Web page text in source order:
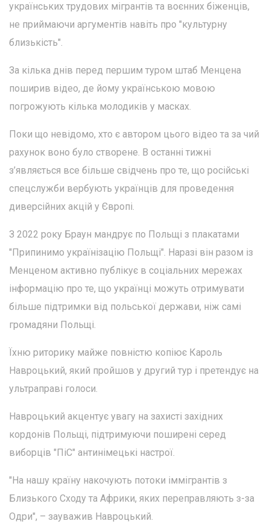
українських трудових мігрантів та воєнних біженців,
не приймаючи аргументів навіть про "культурну
близькість".
За кілька днів перед першим туром штаб Менцена
поширив відео, де йому українською мовою
погрожують кілька молодиків у масках.
Поки що невідомо, хто є автором цього відео та за чий
рахунок воно було створене. В останні тижні
з’являється все більше свідчень про те, що російські
спецслужби вербують українців для проведення
диверсійних акцій у Європі.
З 2022 року Браун мандрує по Польщі з плакатами
"Припинимо українізацію Польщі". Наразі він разом із
Менценом активно публікує в соціальних мережах
інформацію про те, що українці можуть отримувати
більше підтримки від польської держави, ніж самі
громадяни Польщі.
Їхню риторику майже повністю копіює Кароль
Навроцький, який пройшов у другий тур і претендує на
ультраправі голоси.
Навроцький акцентує увагу на захисті західних
кордонів Польщі, підтримуючи поширені серед
виборців "ПіС" антинімецькі настрої.
"На нашу країну накочують потоки іммігрантів з
Близького Сходу та Африки, яких переправляють з-за
Одри", – зауважив Навроцький.